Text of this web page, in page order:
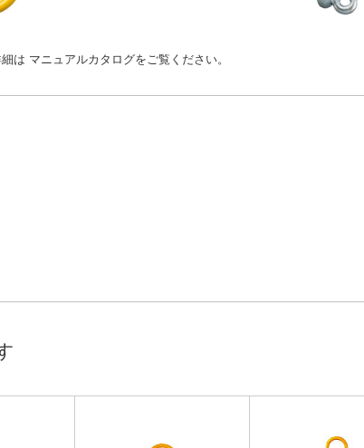
は マニュアルカタログをご覧ください。